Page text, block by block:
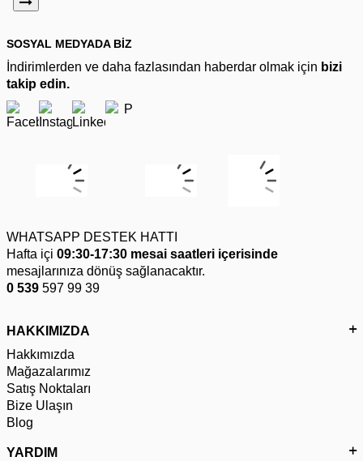
SOSYAL MEDYADA BİZ
İndirimlerden ve daha fazlasından haberdar olmak için bizi
takip edin.
WHATSAPP DESTEK HATTI
Hafta içi 09:30-17:30 mesai saatleri içerisinde
mesajlarınıza dönüş sağlanacaktır.
0 539 597 99 39
HAKKIMIZDA
Hakkımızda
Mağazalarımız
Satış Noktaları
Bize Ulaşın
Blog
YARDIM